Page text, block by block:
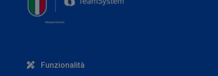
Funzionalità